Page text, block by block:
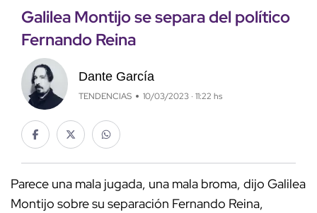
Galilea Montijo se separa del político
Fernando Reina
Dante García
TENDENCIAS 10/03/2023 · 11:22 hs
Parece una mala jugada, una mala broma, dijo Galilea
Montijo sobre su separación Fernando Reina,